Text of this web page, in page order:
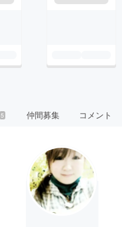
5 仲間募集 コメント